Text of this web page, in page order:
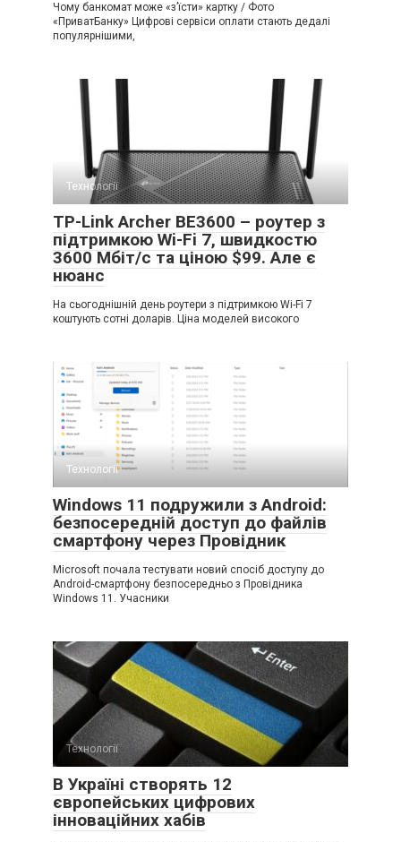
Чому банкомат може «з’їсти» картку / Фото
«ПриватБанку» Цифрові сервіси оплати стають дедалі
популярнішими,
Технології
TP-Link Archer BE3600 – роутер з
підтримкою Wi-Fi 7, швидкостю
3600 Мбіт/с та ціною $99. Але є
нюанс
На сьогоднішній день роутери з підтримкою Wi-Fi 7
коштують сотні доларів. Ціна моделей високого
Технології
Windows 11 подружили з Android:
безпосередній доступ до файлів
смартфону через Провідник
Microsoft почала тестувати новий спосіб доступу до
Android-смартфону безпосередньо з Провідника
Windows 11. Учасники
Технології
В Україні створять 12
європейських цифрових
інноваційних хабів